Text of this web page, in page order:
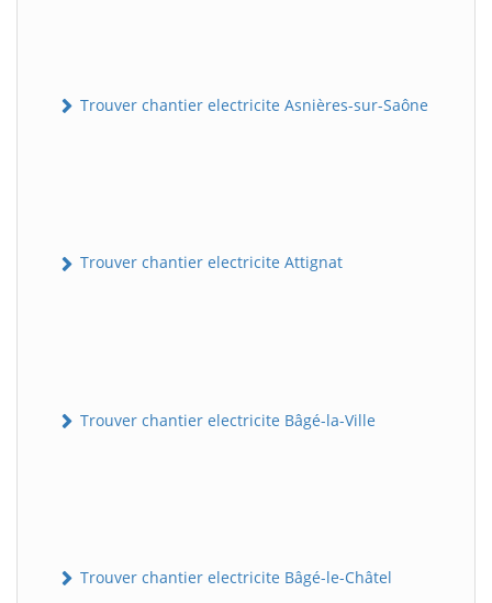
Trouver chantier electricite Asnières-sur-Saône
Trouver chantier electricite Attignat
Trouver chantier electricite Bâgé-la-Ville
Trouver chantier electricite Bâgé-le-Châtel